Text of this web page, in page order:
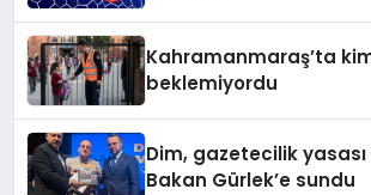
Kahramanmaraş’ta
beklemiyordu
Dim, gazetecilik yasası
Bakan Gürlek’e sundu